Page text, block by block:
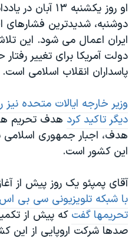
او روز یکشنبه
دوشنبه، شدیدترین فشارهای
ایران اعمال می شود. این
دولت آمریکا برای تغییر
پاسداران انقلاب اسلامی است.
وزیر خارجه ایالات متحده نیز
دیگر تاکید کرد هدف تحریم
هدف، اجبار جمهوری
این کشور است.
آقای پمپئو یک روز پیش از
با شبکه تلویزیونی سی بی اس،
تحریمها گفت که پیش از
صدها شرکت اروپایی از این